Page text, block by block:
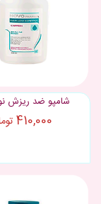
شامپو ضد ریزش
410,000